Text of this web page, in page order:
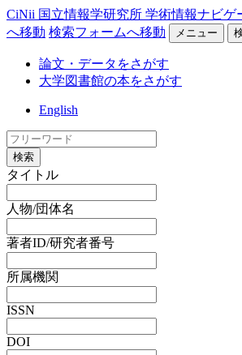
CiNii 国立情報学研究所 学術情報ナビゲ
へ移動 検索フォームへ移動 メニュー
論文・データをさがす
大学図書館の本をさがす
English
検索
タイトル
人物/団体名
著者ID/研究者番号
所属機関
ISSN
DOI